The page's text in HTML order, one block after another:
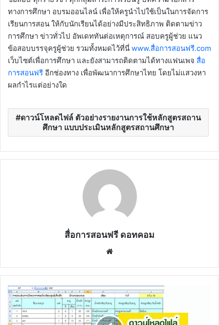
ทางการศึกษา อบรมออนไลน์ เพื่อให้ครูนำไปใช้เป็นในการจัดการ
เรียนการสอน ให้กับนักเรียนได้อย่างมีประสิทธิภาพ ติดตามข่าว
การศึกษา ข่าวทั่วไป อัพเดททันต่อเหตุการณ์ สอบครูผู้ช่วย แนว
ข้อสอบบรรจุครูผู้ช่วย รวมทั้งหมดไว้ที่นี่ www.สื่อการสอนฟรี.com
เว็บไซต์เพื่อการศึกษา และยังสามารถติดตามได้ทางแฟนเพจ สื่อ
การสอนฟรี อีกช่องทาง เพื่อพัฒนาการศึกษาไทย โดยไม่แสวงหา
ผลกำไรแต่อย่างใด
ดาวน์โหลดไฟล์ ตัวอย่างรายงานการใช้หลักสูตรสถาน
ศึกษา แบบประเมินหลักสูตรสถานศึกษา
สื่อการสอนฟรี ดอทคอม
ดาวน์โหลด
ไฟล์
โปรแกรม
คำนวณ